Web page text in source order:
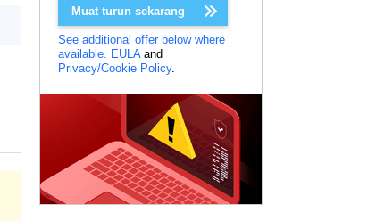
Muat turun sekarang
See additional offer below where
available. EULAand
Privacy/Cookie Policy.